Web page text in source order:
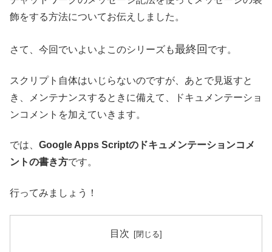
飾をする方法についてお伝えしました。
さて、今回でいよいよこのシリーズも最終回 です。
スクリプト自体はいじらないのですが、あとで見返すと
き、メンテナンスするときに備えて、ドキュメンテーショ
ンコメントを加えていきます。
では、 Google Apps Scriptのドキュメンテーションコメ
ントの書き方です。
行ってみましょう！
目次